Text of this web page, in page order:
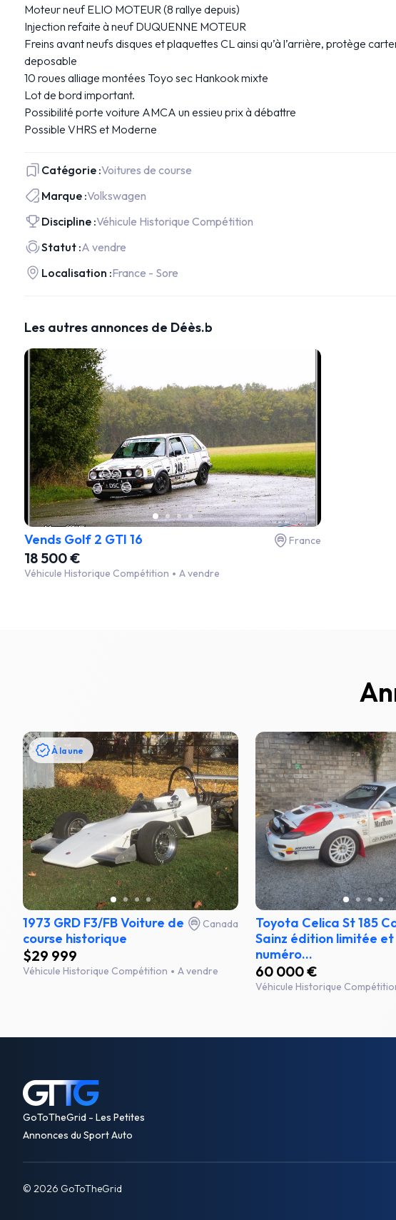
Moteur neuf ELIO MOTEUR (8 rallye depuis)
Injection refaite à neuf DUQUENNE MOTEUR
Freins avant neufs disques et plaquettes CL ainsi qu’à l’arrière, protège
deposable
10 roues alliage montées Toyo sec Hankook mixte
Lot de bord important.
Possibilité porte voiture AMCA un essieu prix à débattre
Possible VHRS et Moderne
Catégorie :Voitures de course
Marque :Volkswagen
Discipline :Véhicule Historique Compétition
Statut :A vendre
Localisation :France - Sore
Les autres annonces de Déès.b
Vends Golf 2 GTI 16 France
18 500 €
Véhicule Historique Compétition A vendre
À la une
1973 GRD F3/FB Voiture de
course historique
Canada
$29 999
Véhicule Historique Compétition A vendre
Toyota Celica St 185
Sainz édition limitée et
numéro...
60 000 €
Véhicule Historique
GoToTheGrid - Les Petites
Annonces du Sport Auto
© 2026 GoToTheGrid